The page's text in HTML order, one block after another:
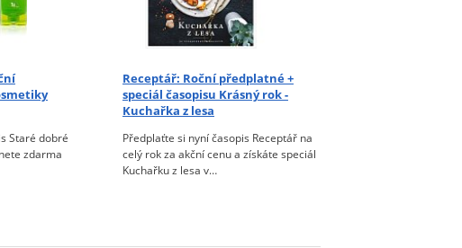
Staré dobré
zdarma
Receptář: Roční předplatné +
speciál časopisu Krásný rok -
Kuchařka z lesa
Předplaťte si nyní časopis Receptář na
celý rok za akční cenu a získáte speciál
Kuchařku z lesa v…